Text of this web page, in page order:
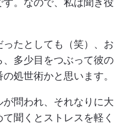
。なので、私は聞き役
たとしても（笑）、お
多少目をつぶって彼の
処世術かと思います。
問われ、それなりに大
聞くとストレスを軽く